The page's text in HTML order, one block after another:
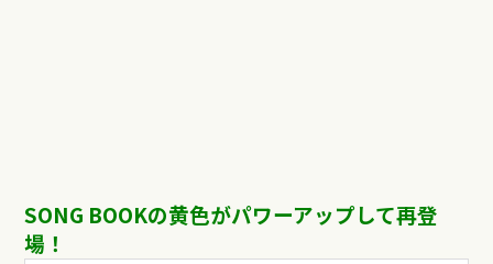
SONG BOOKの黄色がパワーアップして再登
場！